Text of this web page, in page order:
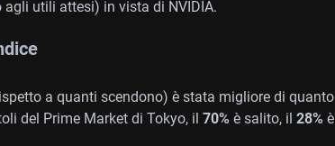
utili attesi) in vista di NVIDIA.
a quanti scendono) è stata migliore di quanto
del Prime Market di Tokyo, il 70% è salito, il 28% è